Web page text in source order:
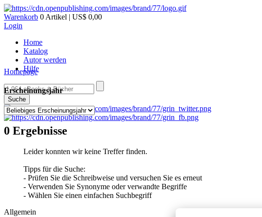
Warenkorb 0 Artikel | US$ 0,00
Login
Home
Katalog
Autor werden
Hilfe
Suche
Homepage
Erscheinungsjahr
0 Ergebnisse
Leider konnten wir keine Treffer finden.
Tipps für die Suche:
- Prüfen Sie die Schreibweise und versuchen Sie es erneut
- Verwenden Sie Synonyme oder verwandte Begriffe
- Wählen Sie einen einfachen Suchbegriff
Allgemein